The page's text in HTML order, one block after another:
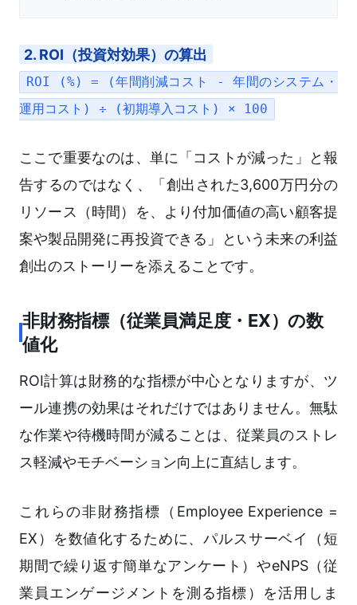
2. ROI（投資対効果）の算出
ROI (%) = (年間削減コスト - 年間のシステム・
運用コスト) ÷ (初期導入コスト) × 100
ここで重要なのは、単に「コストが減った」と報
告するのではなく、「創出された3,600万円分の
リソース（時間）を、より付加価値の高い顧客提
案や製品開発に再投資できる」という未来の利益
創出のストーリーを添えることです。
非財務指標（従業員満足度・EX）の数
値化
ROI計算は財務的な指標が中心となりますが、ツ
ール連携の効果はそれだけではありません。無駄
な作業や待機時間が減ることは、従業員のストレ
ス軽減やモチベーション向上に直結します。
これらの非財務指標（Employee Experience =
EX）を数値化するために、パルスサーベイ（短
期間で繰り返す簡単なアンケート）やeNPS（従
業員エンゲージメントを測る指標）を活用しま